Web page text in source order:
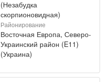
(Незабудка
скорпионовидная)
Районирование
Восточная Европа, Северо-
Украинский район (E11)
(Украина)